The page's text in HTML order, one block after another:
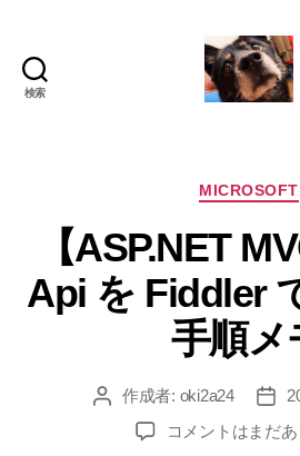
検索
カ
ゴ
リ
ー
MICROSOFT
【ASP.NET
Api を Fiddler
手順メ
投 作成者: oki2a24
投
稿
日
【ASP.NET
コメントはまだ